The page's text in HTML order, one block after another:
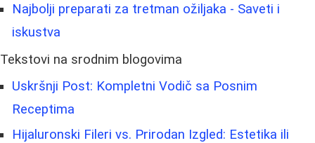
Najbolji preparati za tretman ožiljaka - Saveti i
iskustva
Tekstovi na srodnim blogovima
Uskršnji Post: Kompletni Vodič sa Posnim
Receptima
Hijaluronski Fileri vs. Prirodan Izgled: Estetika ili